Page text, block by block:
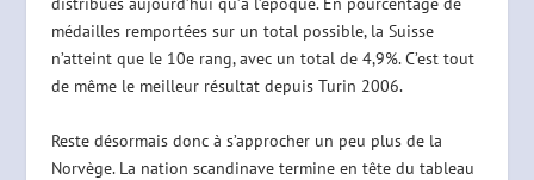
médailles remportées sur un total possible, la Suisse
n’atteint que le 10e rang, avec un total de 4,9%. C’est tout
de même le meilleur résultat depuis Turin 2006.
Reste désormais donc à s’approcher un peu plus de la
Norvège. La nation scandinave termine en tête du tableau